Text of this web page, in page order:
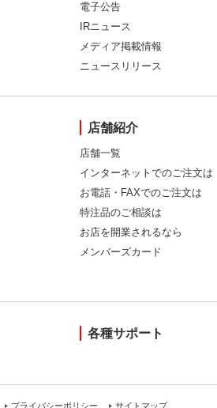
電子公告
IRニュース
メディア掲載情報
ニュースリリース
店舗紹介
店舗一覧
インターネットでのご注文は
お電話・FAXでのご注文は
特注品のご相談は
お店を開業されるなら
メンバーズカード
各種サポート
プライバシーポリシー サイトマップ